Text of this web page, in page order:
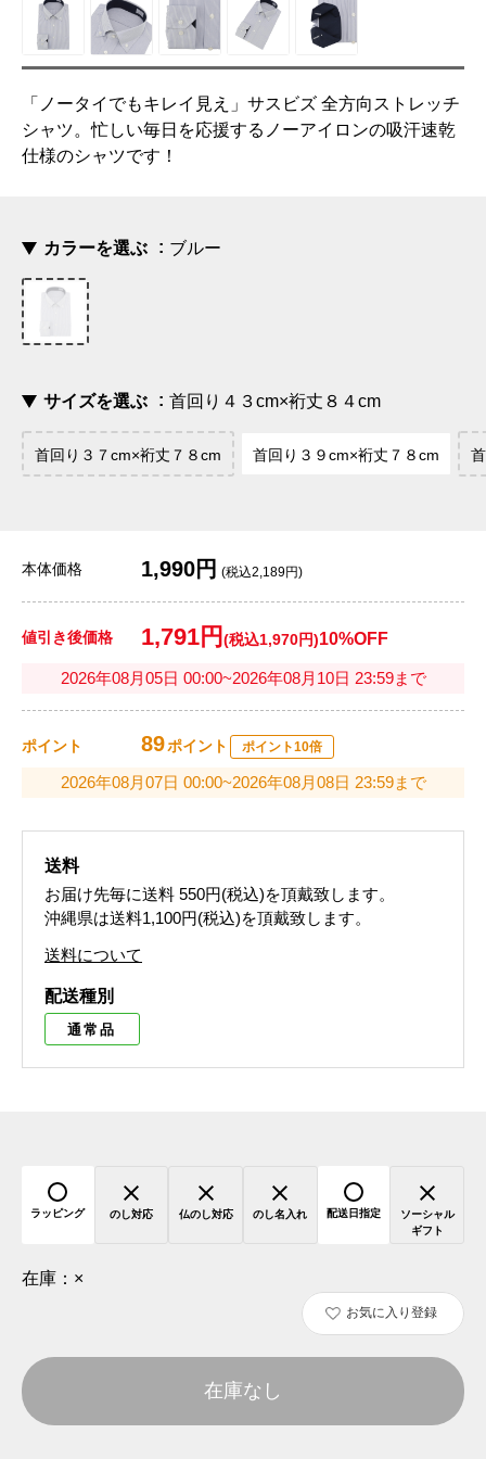
「ノータイでもキレイ見え」サスビズ 全方向ストレッチ
シャツ。忙しい毎日を応援するノーアイロンの吸汗速乾
仕様のシャツです！
カラーを選ぶ ブルー
サイズを選ぶ 首回り４３cm×裄丈８４cm
首回り３７cm×裄丈７８cm 首回り３９cm×裄丈７８cm
本体価格 1,990円 (税込2,189円)
値引き後価格 1,791円 (税込1,970円)10%OFF
2026年08月05日 00:00~2026年08月10日 23:59まで
ポイント 89ポイント ポイント10倍
2026年08月07日 00:00~2026年08月08日 23:59まで
送料
お届け先毎に送料 550円(税込)を頂戴致します。
沖縄県は送料1,100円(税込)を頂戴致します。
送料について
配送種別
通常品
ラッピング のし対応 仏のし対応 のし名入れ 配送日指定
ソーシャル
ギフト
在庫： ×
お気に入り登録
在庫なし